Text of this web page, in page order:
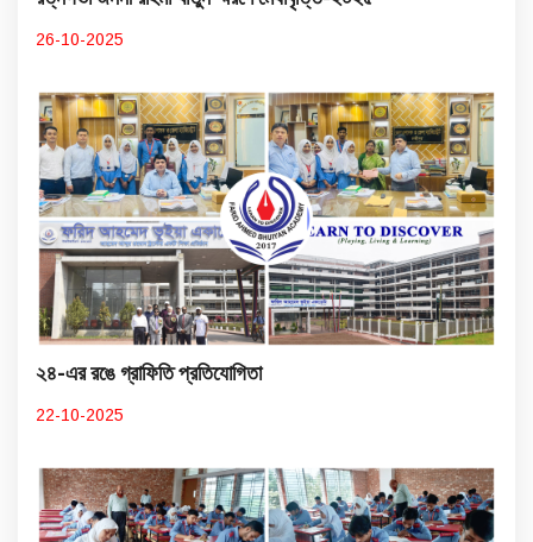
26-10-2025
২৪-এর রঙে গ্রাফিতি প্রতিযোগিতা
22-10-2025